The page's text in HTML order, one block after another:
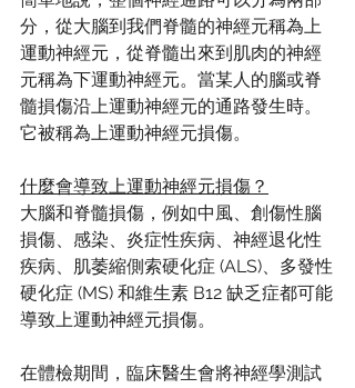
分，從大腦到我們脊髓的神經元稱為上
運動神經元，從脊髓出來到肌肉的神經
元稱為下運動神經元。當某人的腦或脊
髓損傷沿上運動神經元的通路發生時。
它被稱為上運動神經元損傷。
什麼會導致上運動神經元損傷？
大腦和脊髓損傷，例如中風、創傷性腦
損傷、感染、炎症性疾病、神經退化性
疾​​病、肌萎縮側索硬化症 (ALS)、多發性
硬化症 (MS) 和維生素 B12 缺乏症都可能
導致上運動神經元損傷。
在體檢期間，臨床醫生會將神經學測試